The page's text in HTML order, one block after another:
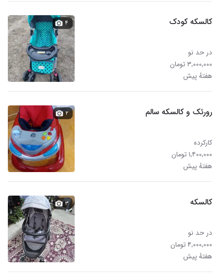
کالسکه کودک
در حد نو
۳,۰۰۰,۰۰۰ تومان
هفتهٔ پیش
۴
رورئک و کالسکه سالم
کارکرده
۱,۴۰۰,۰۰۰ تومان
هفتهٔ پیش
۲
کالسکه
در حد نو
۴,۰۰۰,۰۰۰ تومان
هفتهٔ پیش
۳